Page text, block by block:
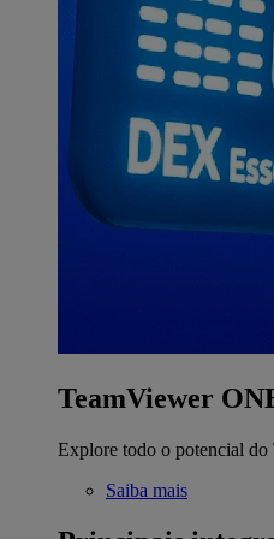
TeamViewer
Explore todo o potencial do
Saiba mais